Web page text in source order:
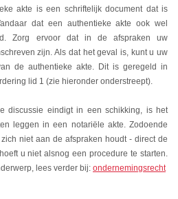
akte is een schriftelijk document dat is
dat een authentieke akte ook wel
Zorg ervoor dat in de afspraken uw
zijn. Als dat het geval is, kunt u uw
de authentieke akte. Dit is geregeld in
lid 1 (zie hieronder onderstreept).
discussie eindigt in een schikking, is het
leggen in een notariële akte. Zodoende
niet aan de afspraken houdt - direct de
u niet alsnog een procedure te starten.
lees verder bij: ondernemingsrecht